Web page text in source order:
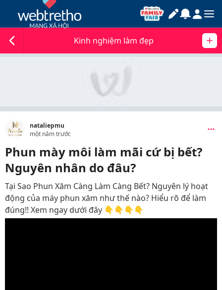
Kinh nghiệm làm đẹp
nataliepmu
một năm trước
Phun mày môi làm mãi cứ bị bết?
Nguyên nhân do đâu?
Tại Sao Phun Xăm Càng Làm Càng Bết? Nguyên lý hoạt
động của máy phun xăm như thế nào? Hiểu rõ để làm
đúng!! Xem ngay dưới đây 👇👇👇👇